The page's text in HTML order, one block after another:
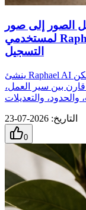
الصور إلى صور
لمستخدمي Raphael AI: حرّر الصور عبر الإنترنت دون
التسجيل
ينشئ Raphael AI صورًا من النص، لكن FreeImGen يتيح لك رفع
بين سير العمل،
التاريخ:
2026-07-23
0